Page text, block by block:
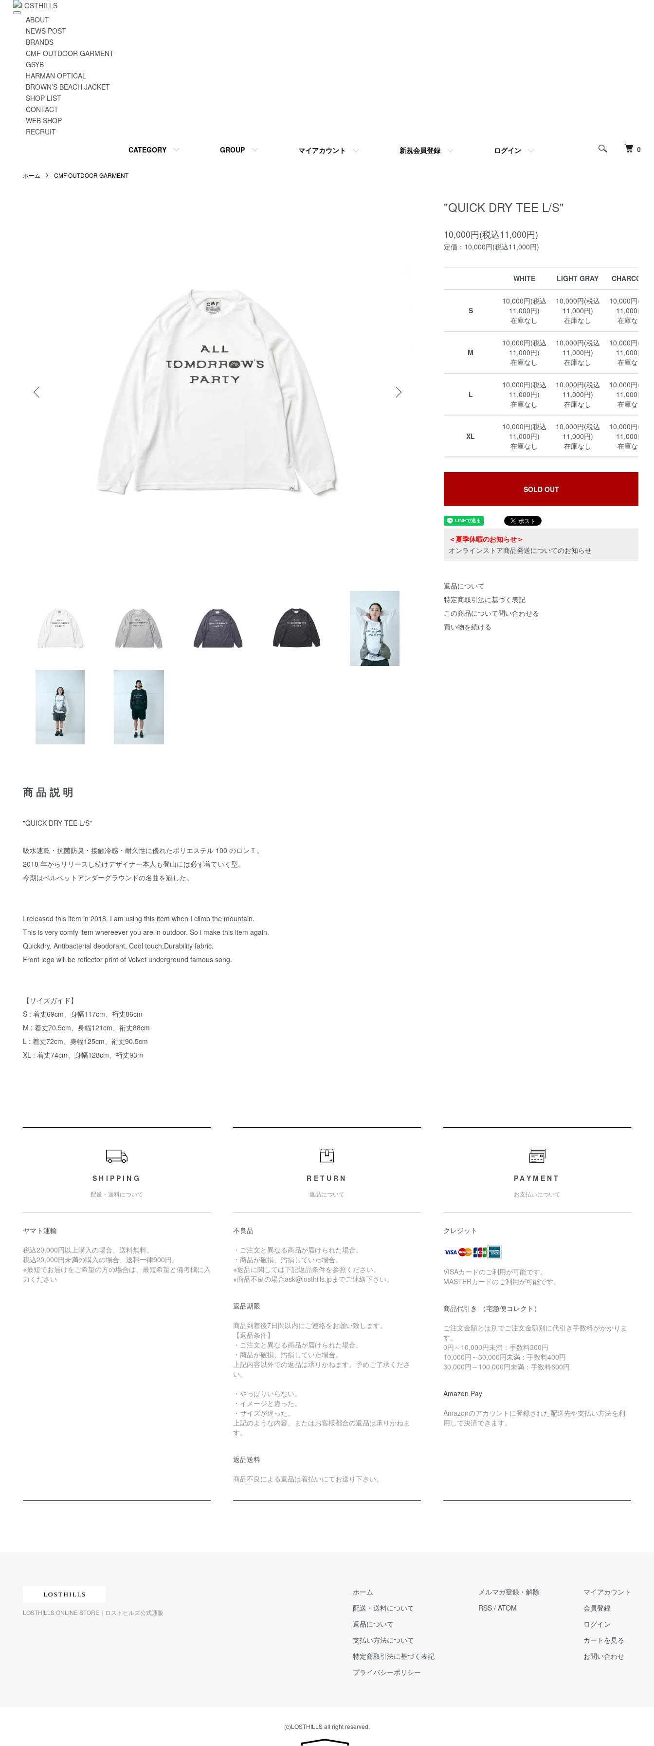
ABOUT
NEWS POST
BRANDS
CMF OUTDOOR GARMENT
GSYB
HARMAN OPTICAL
BROWN’S BEACH JACKET
SHOP LIST
CONTACT
WEB SHOP
RECRUIT
0
CATEGORY GROUP マイアカウント 新規会員登録 ログイン
ホーム CMF OUTDOOR GARMENT
"QUICK DRY TEE L/S"
10,000円(税込11,000円)
定価：10,000円(税込11,000円)
WHITE LIGHT GRAY CHARCOAL
S
10,000円(税込
11,000円)
在庫なし
10,000円(税込
11,000円)
在庫なし
10,000円(税込
11,000円)
在庫なし
M
10,000円(税込
11,000円)
在庫なし
10,000円(税込
11,000円)
在庫なし
10,000円(税込
11,000円)
在庫なし
L
10,000円(税込
11,000円)
在庫なし
10,000円(税込
11,000円)
在庫なし
10,000円(税込
11,000円)
在庫なし
XL
10,000円(税込
11,000円)
在庫なし
10,000円(税込
11,000円)
在庫なし
10,000円(税込
11,000円)
在庫なし
SOLD OUT
＜夏季休暇のお知らせ＞
オンラインストア商品発送についてのお知らせ
返品について
特定商取引法に基づく表記
この商品について問い合わせる
買い物を続ける
商品説明
"QUICK DRY TEE L/S"
吸水速乾・抗菌防臭・接触冷感・耐久性に優れたポリエステル 100 のロンＴ。
2018 年からリリースし続けデザイナー本人も登山には必ず着ていく型。
今期はベルベットアンダーグラウンドの名曲を冠した。
I released this item in 2018. I am using this item when I climb the mountain.
This is very comfy item whereever you are in outdoor. So i make this item again.
Quickdry, Antibacterial deodorant, Cool touch,Durability fabric.
Front logo will be reflector print of Velvet underground famous song.
【サイズガイド】
S : 着丈69cm、身幅117cm、裄丈86cm
M : 着丈70.5cm、身幅121cm、裄丈88cm
L : 着丈72cm、身幅125cm、裄丈90.5cm
XL : 着丈74cm、身幅128cm、裄丈93m
SHIPPING
配送・送料について
ヤマト運輸
税込20,000円以上購入の場合、送料無料。
税込20,000円未満の購入の場合、送料一律900円。
※最短でお届けをご希望の方の場合は、最短希望と備考欄に入
力ください
RETURN
返品について
不良品
・ご注文と異なる商品が届けられた場合。
・商品が破損、汚損していた場合。
※返品に関しては下記返品条件を参照ください。
※商品不良の場合ask@losthills.jpまでご連絡下さい。
返品期限
商品到着後7日間以内にご連絡をお願い致します。
【返品条件】
・ご注文と異なる商品が届けられた場合。
・商品が破損、汚損していた場合。
上記内容以外での返品は承りかねます。予めご了承くださ
い。
・やっぱりいらない。
・イメージと違った。
・サイズが違った。
上記のような内容、またはお客様都合の返品は承りかねま
す。
返品送料
商品不良による返品は着払いにてお送り下さい。
PAYMENT
お支払いについて
クレジット
VISAカードのご利用が可能です。
MASTERカードのご利用が可能です。
商品代引き （宅急便コレクト）
ご注文金額とは別でご注文金額別に代引き手数料がかかりま
す。
0円～10,000円未満：手数料300円
10,000円～30,000円未満：手数料400円
30,000円～100,000円未満：手数料600円
Amazon Pay
Amazonのアカウントに登録された配送先や支払い方法を利
用して決済できます。
LOSTHILLS ONLINE STORE｜ロストヒルズ公式通販
ホーム
配送・送料について
返品について
支払い方法について
特定商取引法に基づく表記
プライバシーポリシー
メルマガ登録・解除
RSS / ATOM
マイアカウント
会員登録
ログイン
カートを見る
お問い合わせ
(c)LOSTHILLS all right reserved.